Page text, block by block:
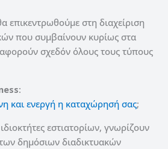
επικεντρωθούμε στη διαχείριση
που συμβαίνουν κυρίως στα
σχεδόν όλους τους τύπους
:
και ενεργή η καταχώρησή σας;
εστιατορίων, γνωρίζουν
των δημόσιων διαδικτυακών